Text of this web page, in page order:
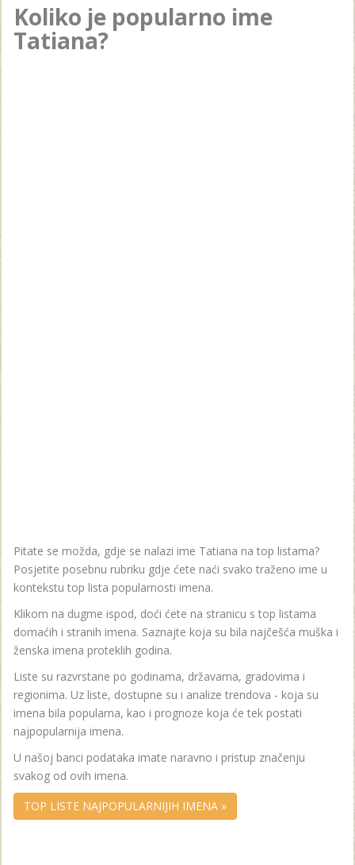
Koliko je popularno ime
Tatiana?
Pitate se možda, gdje se nalazi ime Tatiana na top listama?
Posjetite posebnu rubriku gdje ćete naći svako traženo ime u
kontekstu top lista popularnosti imena.
Klikom na dugme ispod, doći ćete na stranicu s top listama
domaćih i stranih imena. Saznajte koja su bila najčešća muška i
ženska imena proteklih godina.
Liste su razvrstane po godinama, državama, gradovima i
regionima. Uz liste, dostupne su i analize trendova - koja su
imena bila popularna, kao i prognoze koja će tek postati
najpopularnija imena.
U našoj banci podataka imate naravno i pristup značenju
svakog od ovih imena.
TOP LISTE NAJPOPULARNIJIH IMENA »